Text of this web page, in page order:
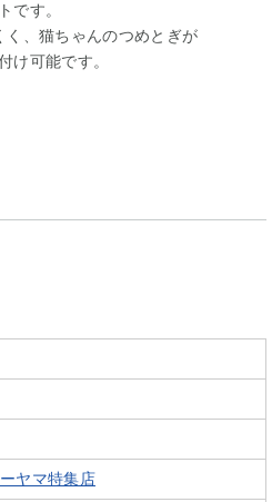
です。
、猫ちゃんのつめとぎが
け可能です。
ヤマ特集店